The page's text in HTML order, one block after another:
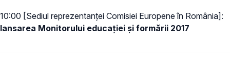
10:00 [Sediul reprezentanței Comisiei Europene în România]:
lansarea Monitorului educației și formării 2017